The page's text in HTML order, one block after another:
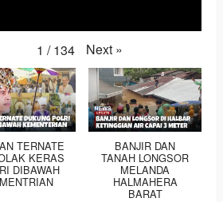
1 / 134 Next »
TERNATE
KERAS
DIBAWAH
BANJIR DAN
TANAH LONGSOR
MELANDA
HALMAHERA
BARAT